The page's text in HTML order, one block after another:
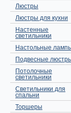
Люстры
Люстры для кухни
Настенные
светильники
Настольные
Подвесные
Потолочные
светильники
Светильники для
спальни
Торшеры